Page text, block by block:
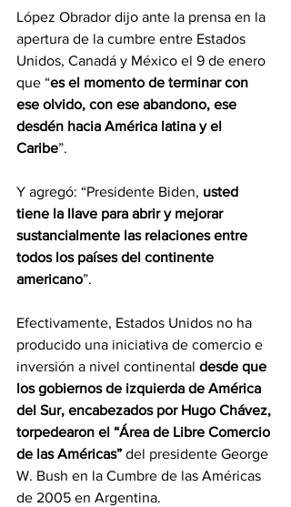
López Obrador dijo ante la prensa en la
apertura de la cumbre entre Estados
Unidos, Canadá y México el 9 de enero
que “es el momento de terminar con
ese olvido, con ese abandono, ese
desdén hacia América latina y el
Caribe”.
Y agregó: “Presidente Biden, usted
tiene la llave para abrir y mejorar
sustancialmente las relaciones entre
todos los países del continente
americano”.
Efectivamente, Estados Unidos no ha
producido una iniciativa de comercio e
inversión a nivel continental desde que
los gobiernos de izquierda de América
del Sur, encabezados por Hugo Chávez,
torpedearon el “Área de Libre Comercio
de las Américas” del presidente George
W. Bush en la Cumbre de las Américas
de 2005 en Argentina.